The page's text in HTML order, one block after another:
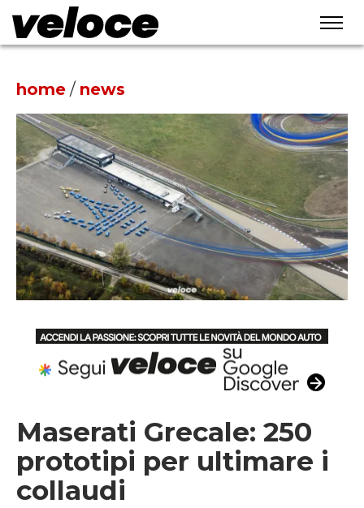
home / news
Maserati Grecale: 250
prototipi per ultimare i
collaudi